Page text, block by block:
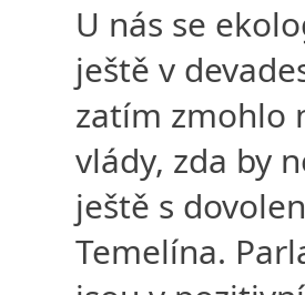
U nás se
ještě v
zatím zmohlo
vlády, zda by
ještě s
Temelína.